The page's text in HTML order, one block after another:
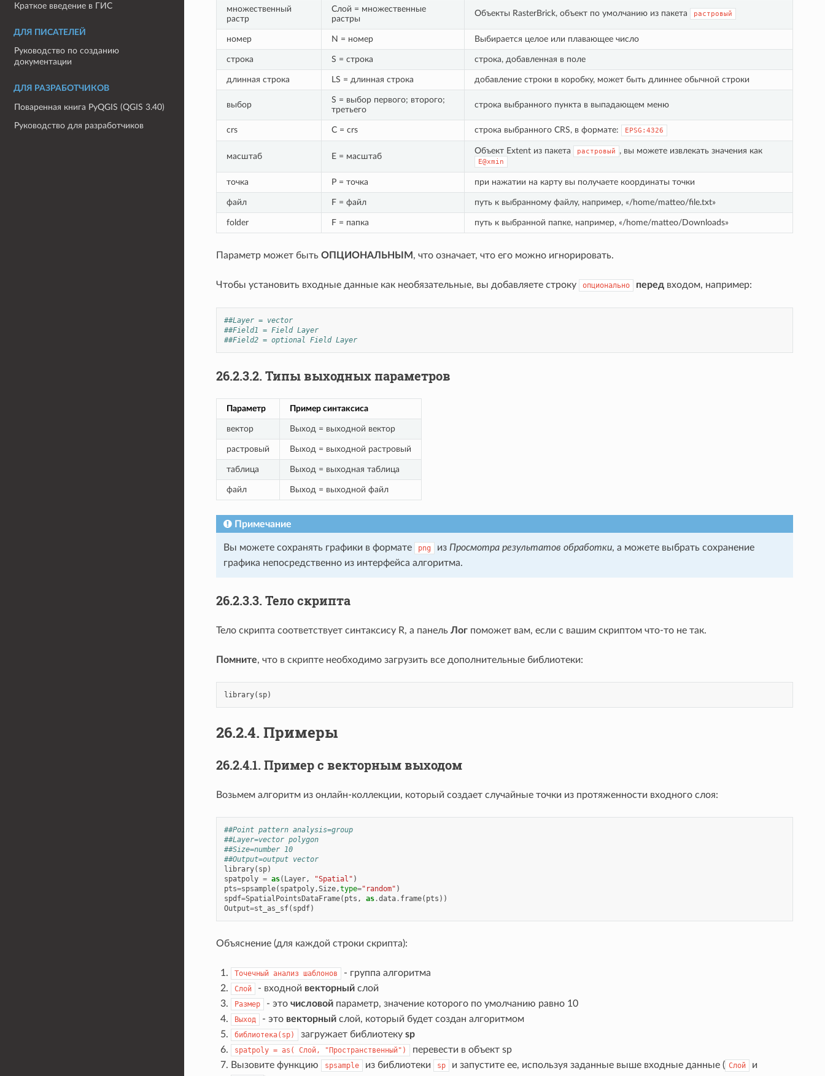
Краткое введение в ГИС
ДЛЯ ПИСАТЕЛЕЙ
Руководство по созданию
документации
ДЛЯ РАЗРАБОТЧИКОВ
Поваренная книга PyQGIS (QGIS 3.40)
Руководство для разработчиков
множественный
растр
Слой = множественные
растры
Объекты RasterBrick, объект по умолчанию из пакета растровый
номер N = номер Выбирается целое или плавающее число
строка S = строка строка, добавленная в поле
длинная строка LS = длинная строка добавление строки в коробку, может быть длиннее обычной строки
выбор
S = выбор первого; второго;
третьего
строка выбранного пункта в выпадающем меню
crs C = crs строка выбранного CRS, в формате: EPSG:4326
масштаб E = масштаб
Объект Extent из пакета растровый , вы можете извлекать значения как
E@xmin
точка P = точка при нажатии на карту вы получаете координаты точки
файл F = файл путь к выбранному файлу, например, «/home/matteo/file.txt»
folder F = папка путь к выбранной папке, например, «/home/matteo/Downloads»
Параметр может быть ОПЦИОНАЛЬНЫМ , что означает, что его можно игнорировать.
Чтобы установить входные данные как необязательные, вы добавляете строку опционально передвходом, например:
##Layer = vector
##Field1 = Field Layer
##Field2 = optional Field Layer
26.2.3.2. Типы выходных параметров
Параметр Пример синтаксиса
вектор Выход = выходной вектор
растровый Выход = выходной растровый
таблица Выход = выходная таблица
файл Выход = выходной файл
Примечание
Вы можете сохранять графики в формате png из Просмотра результатов обработки, а можете выбрать сохранение
графика непосредственно из интерфейса алгоритма.
26.2.3.3. Тело скрипта
Тело скрипта соответствует синтаксису R, а панель Логпоможет вам, если с вашим скриптом что-то не так.
Помните, что в скрипте необходимо загрузить все дополнительные библиотеки:
library( sp)
26.2.4. Примеры
26.2.4.1. Пример с векторным выходом
Возьмем алгоритм из онлайн-коллекции, который создает случайные точки из протяженности входного слоя:
##Point pattern analysis=group
##Layer=vector polygon
##Size=number 10
##Output=output vector
library( sp)
spatpoly = as( Layer, "Spatial" )
pts=spsample( spatpoly,Size,type="random" )
spdf=SpatialPointsDataFrame( pts , as.data. frame( pts ))
Output=st_as_sf( spdf)
Объяснение (для каждой строки скрипта):
Точечный анализ шаблонов - группа алгоритма
Слой - входной векторныйслой
Размер - это числовойпараметр, значение которого по умолчанию равно 10
Выход - это векторныйслой, который будет создан алгоритмом
библиотека(sp) загружает библиотеку sp
spatpoly = as( Слой, "Пространственный")
перевести в объект sp
Вызовите функцию
spsample из библиотеки sp и запустите ее, используя заданные выше входные данные ( Слой
и